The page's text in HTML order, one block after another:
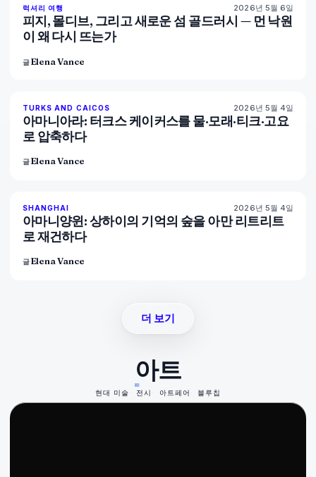
84% 76
럭셔리 여행 2026년 5월 6일
피지, 몰디브, 그리고 새로운 섬 골드러시 — 먼 낙원
이 왜 다시 뜨는가
글Elena Vance
96% 61
TURKS AND CAICOS 2026년 5월 4일
아마니아라: 터크스 케이커스를 물·모래·티크·고요
로 압축하다
글Elena Vance
96% 77
SHANGHAI 2026년 5월 4일
아마니양윈: 상하이의 기억의 숲을 아만 리트리트
로 재건하다
글Elena Vance
더 보기
아트
현대 미술 전시 아트페어 블루칩